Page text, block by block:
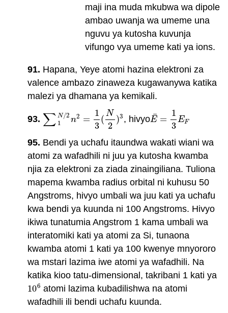
maji ina muda mkubwa wa dipole
ambao uwanja wa umeme una
nguvu ya kutosha kuvunja
vifungo vya umeme kati ya ions.
91. Hapana, Yeye atomi hazina elektroni za
valence ambazo zinaweza kugawanywa katika
malezi ya dhamana ya kemikali.
93. ∑ N/2
1
n2 =
1
3
(
N
2
)3
∑ N/2n2=1 3(N 2)3 , hivyoE
¯ =
1
3
EF
E¯= 13EF
95. Bendi ya uchafu itaundwa wakati wiani wa
atomi za wafadhili ni juu ya kutosha kwamba
njia za elektroni za ziada zinaingiliana. Tuliona
mapema kwamba radius orbital ni kuhusu 50
Angstroms, hivyo umbali wa juu kati ya uchafu
kwa bendi ya kuunda ni 100 Angstroms. Hivyo
ikiwa tunatumia Angstrom 1 kama umbali wa
interatomiki kati ya atomi za Si, tunaona
kwamba atomi 1 kati ya 100 kwenye mnyororo
wa mstari lazima iwe atomi ya wafadhili. Na
katika kioo tatu-dimensional, takribani 1 kati ya
106
106 atomi lazima kubadilishwa na atomi
wafadhili ili bendi uchafu kuunda.